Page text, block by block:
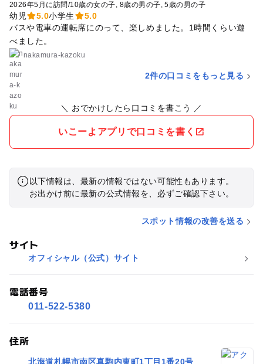
2026年5月に訪問/10歳の女の子 8歳の男の子 5歳の男の子
幼児 5.0小学生
5.0
バスや電車の運転席にのって、楽しめました。1時間くらい遊
べました。
nakamura-kazoku
2件の口コミをもっと見る
＼ おでかけしたら口コミを書こう ／
いこーよアプリで口コミを書く
以下情報は、最新の情報ではない可能性もあります。
お出かけ前に最新の公式情報を、必ずご確認下さい。
スポット情報の改善を送る
サイト
オフィシャル（公式）サイト
電話番号
011-522-5380
住所
北海道札幌市南区真駒内東町1丁目1番20号